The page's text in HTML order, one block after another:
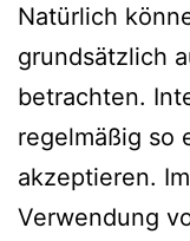
Natürlich
grundsätzlich
betrachten.
regelmäßig so
akzeptieren.
Verwendung